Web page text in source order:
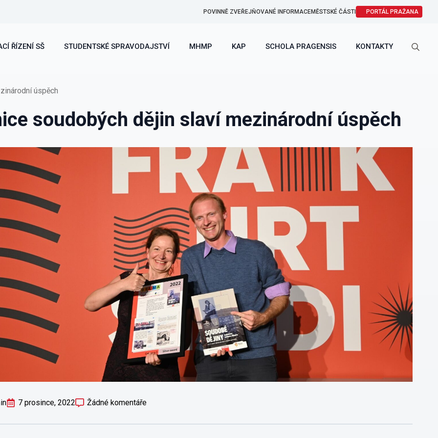
POVINNĚ ZVEŘEJŇOVANÉ INFORMACEMĚSTSKÉ ČÁSTI PORTÁL PRAŽANA
ŘÍZENÍ SŠ STUDENTSKÉ SPRAVODAJSTVÍ MHMP KAP SCHOLA PRAGENSIS KONTAKTY
úspěch
soudobých dějin slaví mezinárodní úspěch
7 prosince, 2022 Žádné komentáře